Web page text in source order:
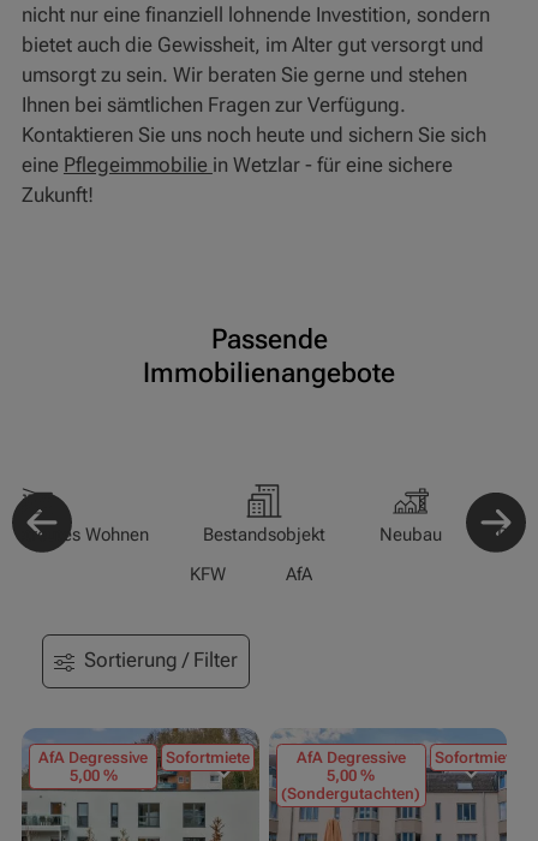
nicht nur eine finanziell lohnende Investition, sondern
bietet auch die Gewissheit, im Alter gut versorgt und
umsorgt zu sein. Wir beraten Sie gerne und stehen
Ihnen bei sämtlichen Fragen zur Verfügung.
Kontaktieren Sie uns noch heute und sichern Sie sich
eine Pflegeimmobilie in Wetzlar - für eine sichere
Zukunft!
Passende
Immobilienangebote
Wohnen Bestandsobjekt Neubau
KFW
AfA
Sortierung / Filter
AfA Degressive
5,00 %
Sofortmiete
AfA Degressive
5,00 %
(Sondergutachten)
Sofortmiete